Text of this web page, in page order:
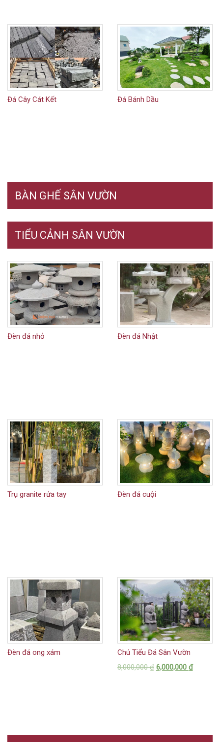
Đá Cây Cát Kết Đá Bánh Dầu
BÀN GHẾ SÂN VƯỜN
TIỂU CẢNH SÂN VƯỜN
Đèn đá nhỏ Đèn đá Nhật
Trụ granite rửa tay Đèn đá cuội
Đèn đá ong xám
Chú Tiểu Đá Sân Vườn
8,000,000₫ 6,000,000 ₫